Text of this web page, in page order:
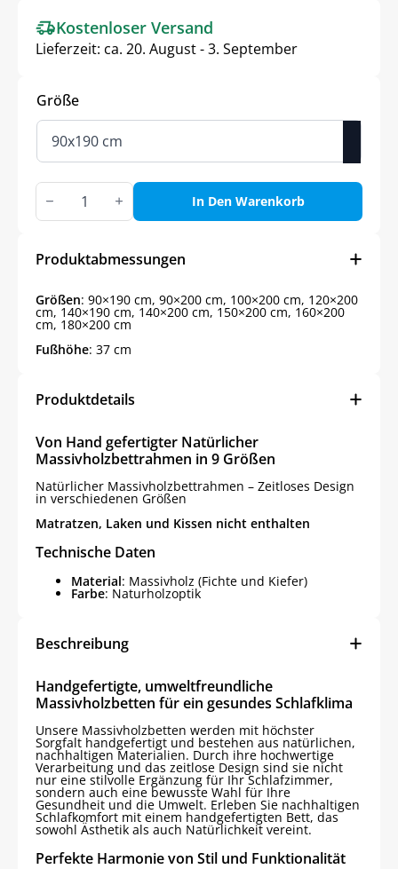
450,95€
315,35€.
Kostenloser Versand
Lieferzeit: ca. 20. August - 3. September
Größe
Natürlicher
Massivholzbettrahmen
in
Menge
In Den Warenkorb
Produktabmessungen
Größen: 90×190 cm, 90×200 cm, 100×200 cm, 120×200
cm, 140×190 cm, 140×200 cm, 150×200 cm, 160×200
cm, 180×200 cm
Fußhöhe: 37 cm
Produktdetails
Von Hand gefertigter Natürlicher
Massivholzbettrahmen in 9 Größen
Natürlicher Massivholzbettrahmen – Zeitloses Design
in verschiedenen Größen
Matratzen, Laken und Kissen nicht enthalten
Technische Daten
Material: Massivholz (Fichte und Kiefer)
Farbe: Naturholzoptik
Beschreibung
Handgefertigte, umweltfreundliche
Massivholzbetten für ein gesundes Schlafklima
Unsere Massivholzbetten werden mit höchster
Sorgfalt handgefertigt und bestehen aus natürlichen,
nachhaltigen Materialien. Durch ihre hochwertige
Verarbeitung und das zeitlose Design sind sie nicht
nur eine stilvolle Ergänzung für Ihr Schlafzimmer,
sondern auch eine bewusste Wahl für Ihre
Gesundheit und die Umwelt. Erleben Sie nachhaltigen
Schlafkomfort mit einem handgefertigten Bett, das
sowohl Ästhetik als auch Natürlichkeit vereint.
Perfekte Harmonie von Stil und Funktionalität